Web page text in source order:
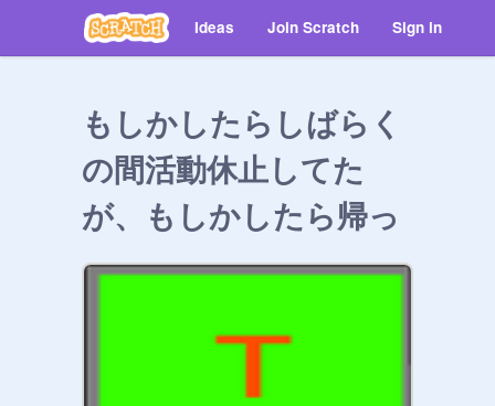
Ideas Join Scratch Sign in
もしかしたらしばらく
の間活動休止してた
が、もしかしたら帰っ
てきた